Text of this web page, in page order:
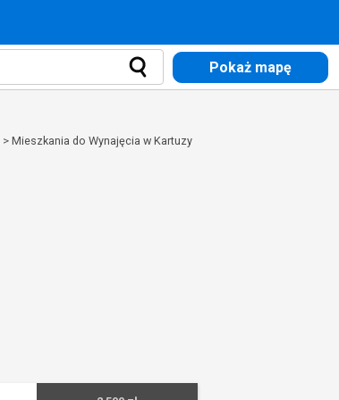
Pokaż mapę
> Mieszkania do Wynajęcia w Kartuzy